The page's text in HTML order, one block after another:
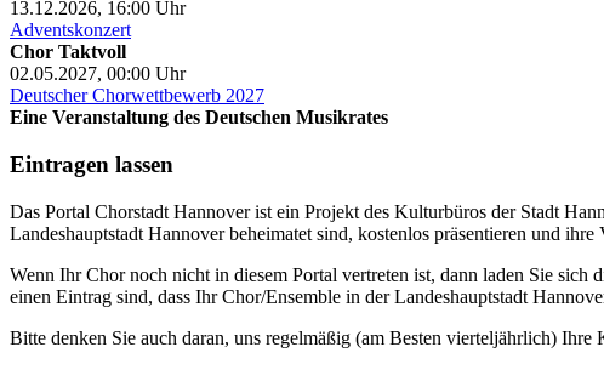
13.12.2026, 16:00 Uhr
Adventskonzert
Chor Taktvoll
02.05.2027, 00:00 Uhr
Deutscher Chorwettbewerb 2027
Eine Veranstaltung des Deutschen Musikrates
Eintragen lassen
Das Portal Chorstadt Hannover ist ein Projekt des Kulturbüros der Stadt
Landeshauptstadt Hannover beheimatet sind, kostenlos präsentieren und
Wenn Ihr Chor noch nicht in diesem Portal vertreten ist, dann laden Sie sich
einen Eintrag sind, dass Ihr Chor/Ensemble in der Landeshauptstadt
Bitte denken Sie auch daran, uns regelmäßig (am Besten vierteljährlich) Ihre